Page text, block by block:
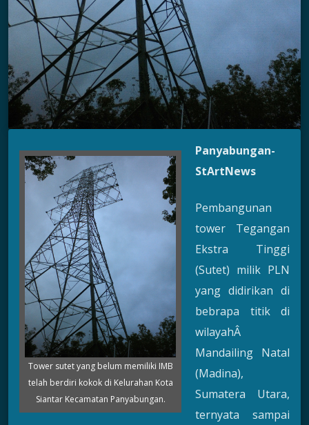
Tower sutet yang belum memiliki IMB
telah berdiri kokok di Kelurahan Kota
Siantar Kecamatan Panyabungan.
Panyabungan-
StArtNews
Pembangunan
tower Tegangan
Ekstra Tinggi
(Sutet) milik PLN
yang didirikan di
bebrapa titik di
wilayahÂ
Mandailing Natal
(Madina),
Sumatera Utara,
ternyata sampai